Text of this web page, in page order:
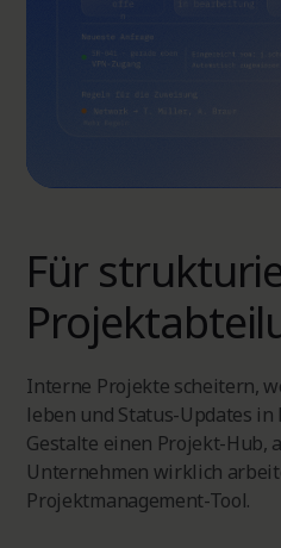
Für
Interne Projekte scheitern,
leben und Status-Updates
Gestalte einen Projekt-Hub,
Unternehmen wirklich
Projektmanagement-Tool.